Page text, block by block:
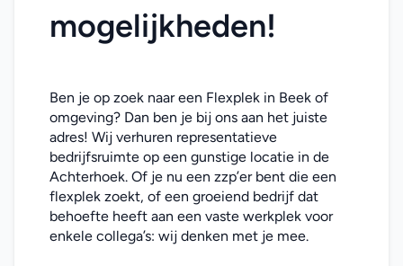
mogelijkheden!
Ben je op zoek naar een Flexplek in Beek of
omgeving? Dan ben je bij ons aan het juiste
adres! Wij verhuren representatieve
bedrijfsruimte op een gunstige locatie in de
Achterhoek. Of je nu een zzp’er bent die een
flexplek zoekt, of een groeiend bedrijf dat
behoefte heeft aan een vaste werkplek voor
enkele collega’s: wij denken met je mee.